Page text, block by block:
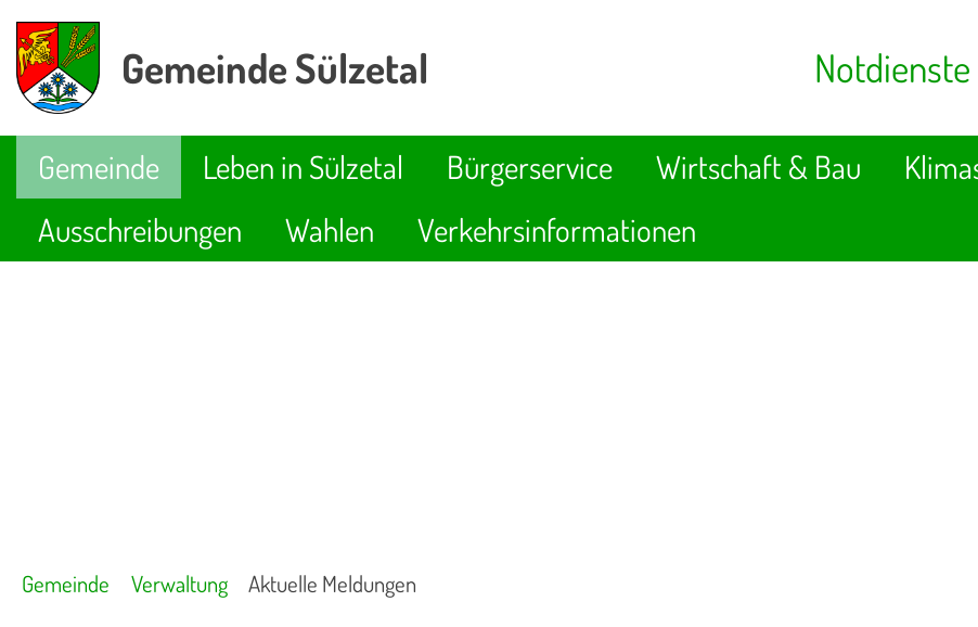
Gemeinde Sülzetal Notdienste
Gemeinde Leben in Sülzetal Bürgerservice Wirtschaft & Bau
Ausschreibungen
Wahlen Verkehrsinformationen
Gemeinde Verwaltung Aktuelle Meldungen